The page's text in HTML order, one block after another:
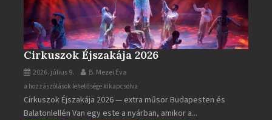
Cirkuszok Éjszakája 2026
2026. július 9. B. Mezei Éva
Cirkuszok
Éjszakája
2026
a hozzászólások lehetősége kikapcsolva
Cirkuszok Éjszakája 2026 — extra műsor Budapesten és
Balatonlellén Van egy este a nyárban, amikor a...